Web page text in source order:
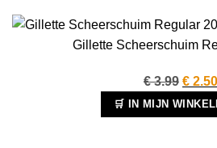
Gillette Scheerschuim
€3.99
prijs
was:
€ 2.50
🛒 IN MIJN